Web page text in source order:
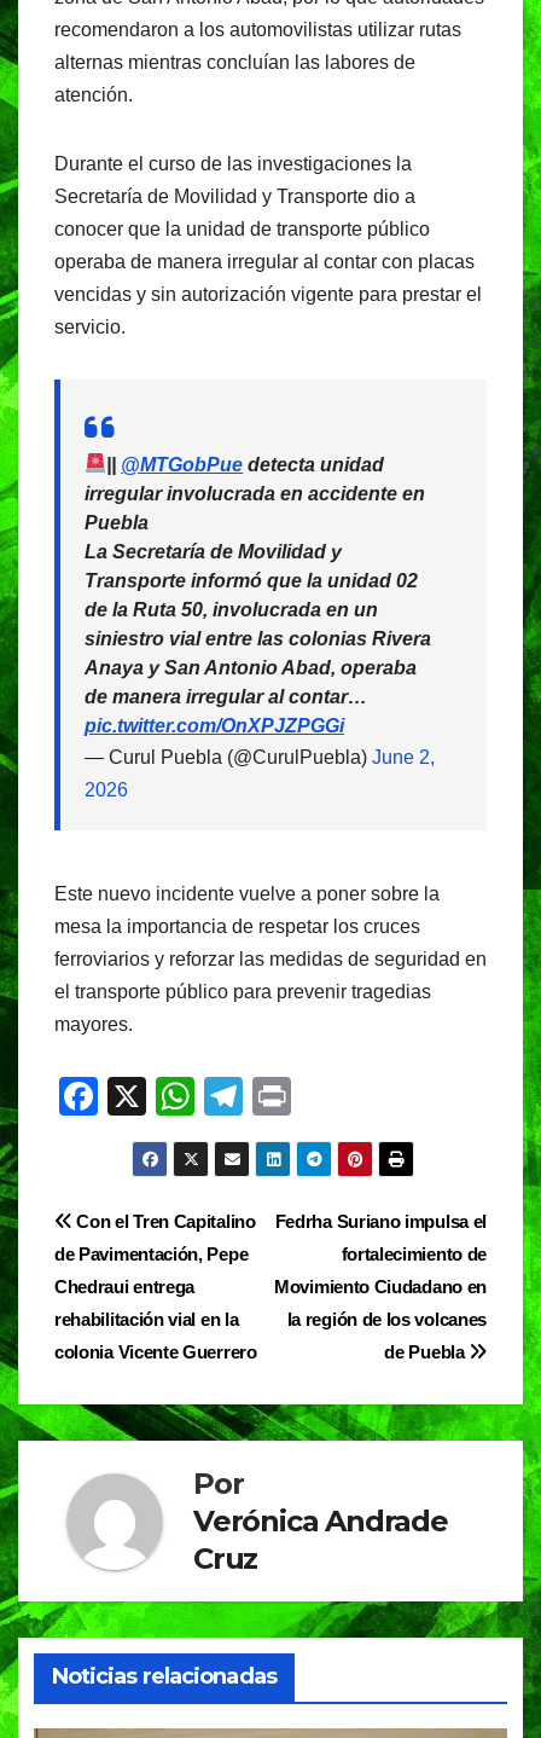
recomendaron a los automovilistas utilizar rutas
alternas mientras concluían las labores de
atención.
Durante el curso de las investigaciones la
Secretaría de Movilidad y Transporte dio a
conocer que la unidad de transporte público
operaba de manera irregular al contar con placas
vencidas y sin autorización vigente para prestar el
servicio.
@MTGobPue detecta unidad
irregular involucrada en accidente en
Puebla
La Secretaría de Movilidad y
Transporte informó que la unidad 02
de la Ruta 50, involucrada en un
siniestro vial entre las colonias Rivera
Anaya y San Antonio Abad, operaba
de manera irregular al contar…
pic.twitter.com/OnXPJZPGGi
— Curul Puebla (@CurulPuebla) June 2,
2026
Este nuevo incidente vuelve a poner sobre la
mesa la importancia de respetar los cruces
ferroviarios y reforzar las medidas de seguridad en
el transporte público para prevenir tragedias
mayores.
F
e
b
o
o
k
X
W
h
at
s
A
p
p
T
el
e
gr
a
in
t
Navegación
de
entradas
Fedrha Suriano impulsa el
fortalecimiento de
Movimiento Ciudadano en
la región de los volcanes
de Puebla
Con el Tren Capitalino
de Pavimentación, Pepe
Chedraui entrega
rehabilitación vial en la
colonia Vicente Guerrero
Por
Verónica Andrade
Cruz
Noticias relacionadas